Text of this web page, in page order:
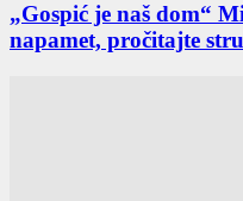
„Gospić je naš dom“
napamet, pročitajte